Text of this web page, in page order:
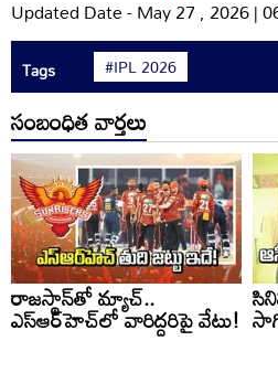
Updated Date - May 27 , 2026 |
Tags #IPL 2026
సంబంధిత వార్తలు
రాజస్థాన్‌తో మ్యాచ్..
ఎస్ఆర్‌హెచ్‌లో వారిద్దరిపై వేటు!